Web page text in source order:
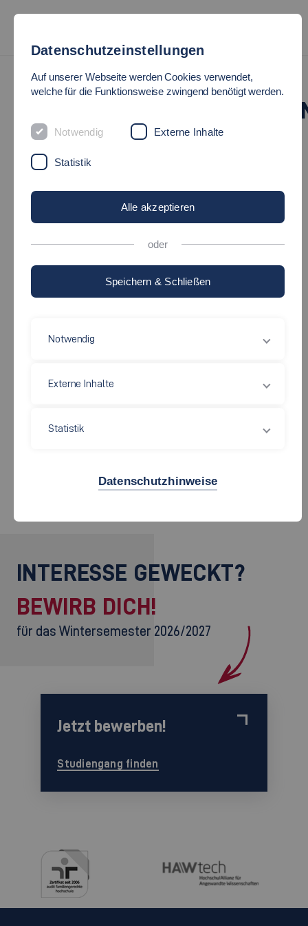
Allgemeine Informationen
Unser Team
INTERESSE GEWECKT?
BEWIRB DICH!
für das Wintersemester 2026/2027
Jetzt bewerben!
Studiengang finden
Datenschutzeinstellungen
Auf unserer Webseite werden Cookies verwendet,
welche für die Funktionsweise zwingend benötigt werden.
Notwendig Externe Inhalte
Statistik
Alle akzeptieren
oder
Speichern & Schließen
Notwendig
Externe Inhalte
Statistik
Datenschutzhinweise